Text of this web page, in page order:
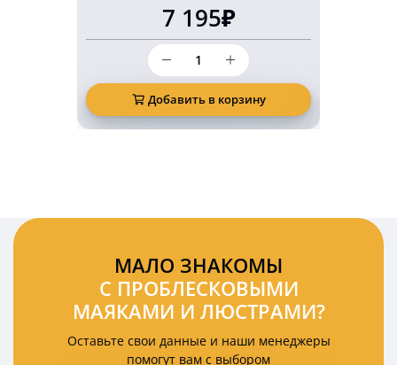
7 195₽
Количество
товара
Беспроводной
светодиодный
задний
фонарь
комплект
2
шт
Добавить в корзину
МАЛО ЗНАКОМЫ
С ПРОБЛЕСКОВЫМИ
МАЯКАМИ И ЛЮСТРАМИ?
Оставьте свои данные и наши менеджеры
помогут вам с выбором